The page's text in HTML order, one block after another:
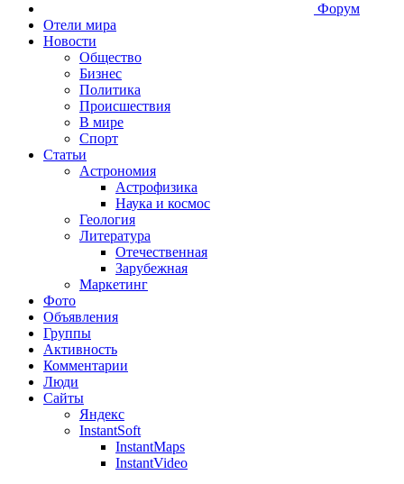
Форум
Отели мира
Новости
Общество
Бизнес
Политика
Происшествия
В мире
Спорт
Статьи
Астрономия
Астрофизика
Наука и космос
Геология
Литература
Отечественная
Зарубежная
Маркетинг
Фото
Объявления
Группы
Активность
Комментарии
Люди
Сайты
Яндекс
InstantSoft
InstantMaps
InstantVideo